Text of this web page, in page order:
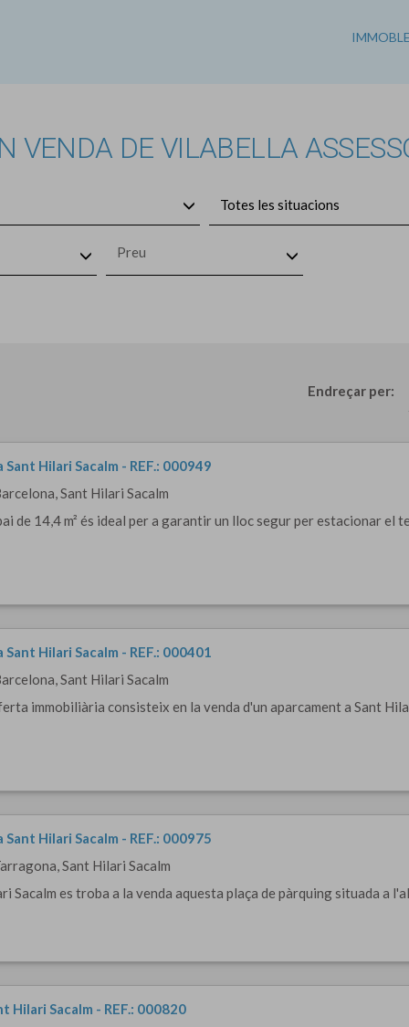
VENDA DE VILABELLA
Totes les situacions
Preu
Endreçar per:
Sant Hilari Sacalm - REF.: 000949
Sant Hilari Sacalm
de 14,4 m² és ideal per a garantir un lloc segur per estacionar el
Sant Hilari Sacalm - REF.: 000401
Sant Hilari Sacalm
immobiliària consisteix en la venda d'un aparcament a Sant
Sant Hilari Sacalm - REF.: 000975
Sant Hilari Sacalm
Sacalm es troba a la venda aquesta plaça de pàrquing situada a
Hilari Sacalm - REF.: 000820